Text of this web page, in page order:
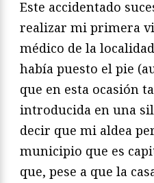
Este accidentado
realizar mi primera
médico de la
había puesto el pie
que en esta ocasión
introducida en una
decir que mi aldea
municipio que es
que, pese a que la